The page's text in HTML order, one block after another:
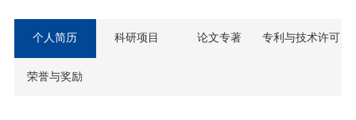
个人简历 科研项目 论文专著 专利与技术许可
荣誉与奖励